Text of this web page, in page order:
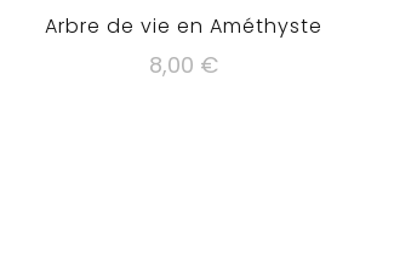
Arbre de vie en Améthyste
8,00 €